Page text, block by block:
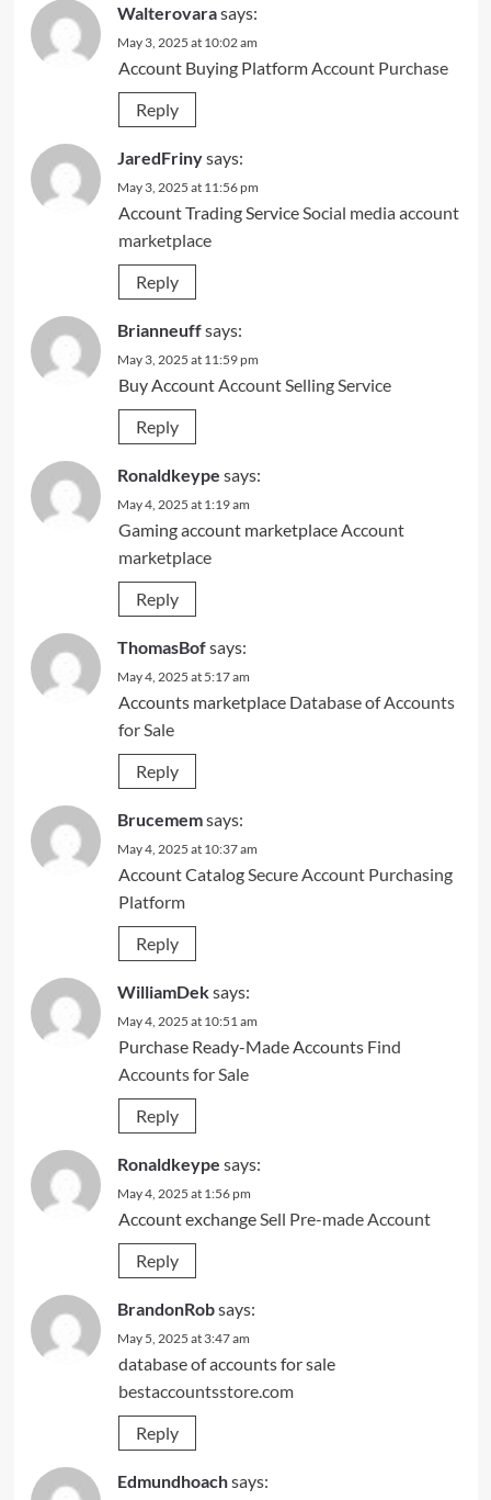
Walterovarasays:
May 3, 2025 at 10:02 am
Account Buying Platform Account Purchase
Reply
JaredFrinysays:
May 3, 2025 at 11:56 pm
Account Trading Service Social media account
marketplace
Reply
Brianneuffsays:
May 3, 2025 at 11:59 pm
Buy Account Account Selling Service
Reply
Ronaldkeype says:
May 4, 2025 at 1:19 am
Gaming account marketplace Account
marketplace
Reply
ThomasBofsays:
May 4, 2025 at 5:17 am
Accounts marketplace Database of Accounts
for Sale
Reply
Brucememsays:
May 4, 2025 at 10:37 am
Account Catalog Secure Account Purchasing
Platform
Reply
WilliamDeksays:
May 4, 2025 at 10:51 am
Purchase Ready-Made Accounts Find
Accounts for Sale
Reply
Ronaldkeype says:
May 4, 2025 at 1:56 pm
Account exchange Sell Pre-made Account
Reply
BrandonRobsays:
May 5, 2025 at 3:47 am
database of accounts for sale
bestaccountsstore.com
Reply
Edmundhoachsays: